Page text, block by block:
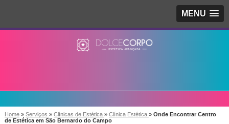
MENU
Home » Serviços » Clínicas de Estética » Clínica Estética » Onde Encontrar Centro
de Estética em São Bernardo do Campo